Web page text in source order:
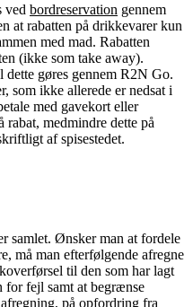
ved bordreservation gennem
at rabatten på drikkevarer kun
med mad. Rabatten
(ikke som take away).
gøres gennem R2N Go.
som ikke allerede er nedsat i
med gavekort eller
medmindre dette på
af spisestedet.
samlet. Ønsker man at fordele
må man efterfølgende afregne
til den som har lagt
for fejl samt at begrænse
på opfordring fra